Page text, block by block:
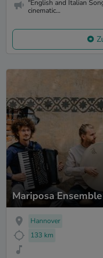
"English and Italian
cinematic...
Mariposa Ensemble
Hannover
133 km